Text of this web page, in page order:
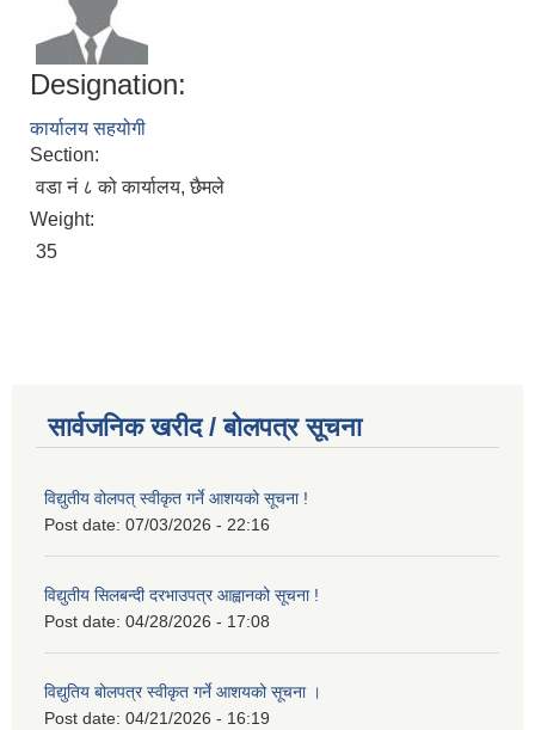
Designation:
कार्यालय सहयोगी
Section:
वडा नं ८ को कार्यालय, छैमले
Weight:
35
सार्वजनिक खरीद / बोलपत्र सूचना
विद्युतीय वोलपत् स्वीकृत गर्ने आशयको सूचना !
Post date: 07/03/2026 - 22:16
विद्युतीय सिलबन्दी दरभाउपत्र आह्वानको सूचना !
Post date: 04/28/2026 - 17:08
विद्युतिय बोलपत्र स्वीकृत गर्ने आशयको सूचना ।
Post date: 04/21/2026 - 16:19